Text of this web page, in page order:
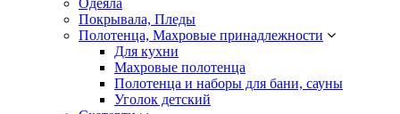
Одеяла
Покрывала, Пледы
Полотенца, Махровые принадлежности
Для кухни
Махровые полотенца
Полотенца и наборы для бани, сауны
Уголок детский